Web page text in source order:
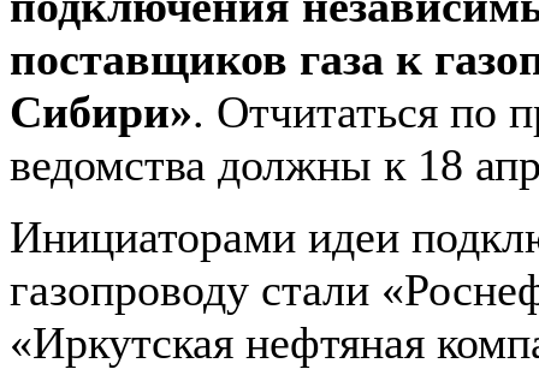
поставщиков газа к
Сибири». Отчитаться по
ведомства должны к 18
Инициаторами идеи
газопроводу стали
«Иркутская нефтяная